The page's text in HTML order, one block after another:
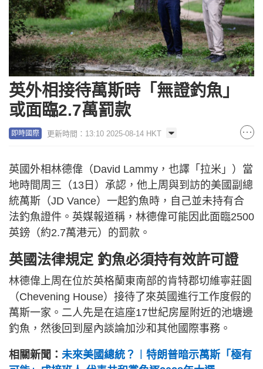
英外相接待萬斯時「無證釣魚」
或面臨2.7萬罰款
即時國際 更新時間：13:10 2025-08-14 HKT
英國外相林德偉（David Lammy，也譯「拉米」）當
地時間周三（13日）承認，他上周與到訪的美國副總
統萬斯（JD Vance）一起釣魚時，自己並未持有合
法釣魚證件。英媒報道稱，林德偉可能因此面臨2500
英鎊（約2.7萬港元）的罰款。
英國法律規定 釣魚必須持有效許可證
林德偉上周在位於英格蘭東南部的肯特郡切維寧莊園
（Chevening House）接待了來英國進行工作度假的
萬斯一家。二人先是在這座17世紀房屋附近的池塘邊
釣魚，然後回到屋內談論加沙和其他國際事務。
相關新聞： 未來美國總統？︱特朗普暗示萬斯「極有